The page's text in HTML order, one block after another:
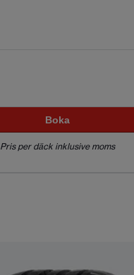
Boka
Pris per däck inklusive moms